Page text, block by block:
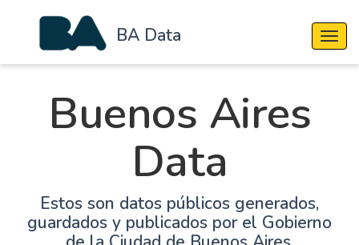
BA Data
Buenos Aires
Data
Estos son datos públicos generados,
guardados y publicados por el Gobierno